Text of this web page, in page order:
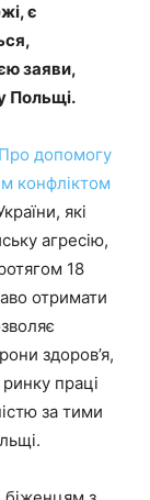
є
заяви,
Польщі.
допомогу
конфліктом
які
агресію,
18
отримати
здоров’я,
праці
за тими